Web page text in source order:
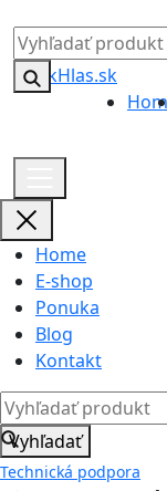
Home
E-shop
Ponuka
Blog
Kontakt
Vyhľadať
Technická podpora